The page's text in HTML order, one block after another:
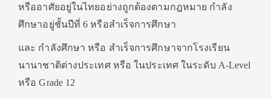
หรืออาศัยอยู่ในไทยอย่างถูกต้องตามกฎหมาย กำลัง
ศึกษาอยู่ชั้นปีที่ 6 หรือสำเร็จการศึกษา
และ กำลังศึกษา หรือ สำเร็จการศึกษาจากโรงเรียน
นานาชาติต่างประเทศ หรือ ในประเทศ ในระดับ A-Level
หรือ Grade 12